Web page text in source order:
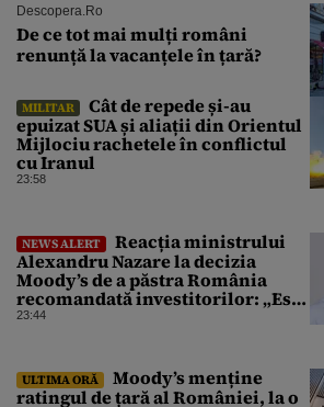
Descopera.ro
De ce tot mai mulți români
renunță la vacanțele în țară?
MILITAR
Cât de repede și-au
epuizat SUA și aliații din Orientul
Mijlociu rachetele în conflictul
cu Iranul
23:58
NEWS ALERT
Reacția ministrului
Alexandru Nazare la decizia
Moody’s de a păstra România
recomandată investitorilor: „Este
un răgaz, dar în niciun caz un
23:44
ULTIMA ORĂ
Moody’s menține
ratingul de țară al României, la o